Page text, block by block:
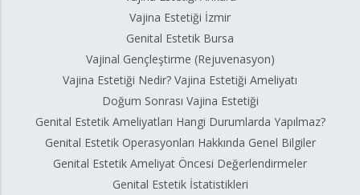
Vajina Estetiği İzmir
Genital Estetik Bursa
Vajinal Gençleştirme (Rejuvenasyon)
Vajina Estetiği Nedir? Vajina Estetiği Ameliyatı
Doğum Sonrası Vajina Estetiği
Genital Estetik Ameliyatları Hangi Durumlarda Yapılmaz?
Genital Estetik Operasyonları Hakkında Genel Bilgiler
Genital Estetik Ameliyat Öncesi Değerlendirmeler
Genital Estetik İstatistikleri